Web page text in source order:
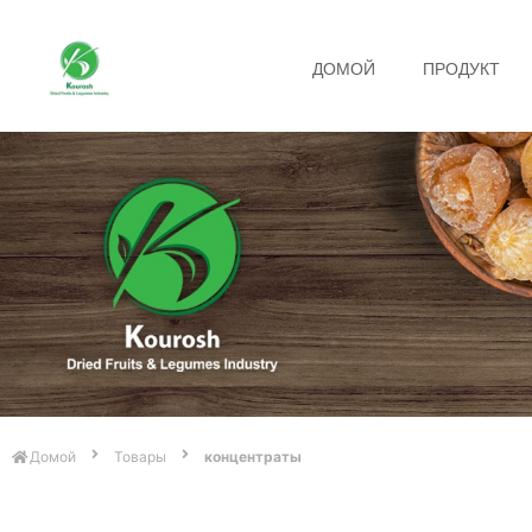
ДОМОЙ ПРОДУКТ
Домой Товары концентраты